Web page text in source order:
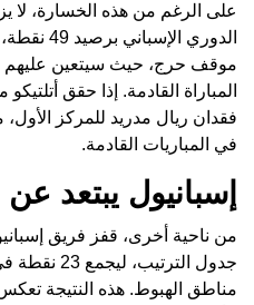
على الرغم من هذه الخسارة، لا
الدوري
موقف حرج، حيث سيتعين عليهم
المباراة القادمة. إذا حقق
فقدان ريال مدريد للمركز
في المباريات القادمة.
إسبانيول يبتعد
من ناحية أخرى، قفز فريق
جدول
مناطق الهبوط. هذه النتيجة